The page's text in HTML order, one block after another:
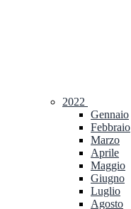
2022
Gennaio
Febbraio
Marzo
Aprile
Maggio
Giugno
Luglio
Agosto